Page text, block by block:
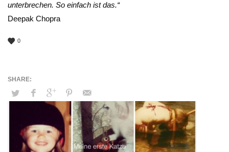
unterbrechen. So einfach ist das.“
Deepak Chopra
0